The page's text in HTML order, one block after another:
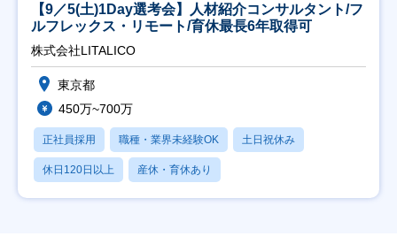
【9／5(土)1Day選考会】人材紹介コンサルタント/フ
ルフレックス・リモート/育休最長6年取得可
株式会社LITALICO
東京都
450万~700万
正社員採用 職種・業界未経験OK 土日祝休み
休日120日以上 産休・育休あり